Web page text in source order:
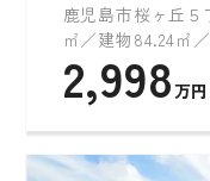
鹿児島市桜ヶ丘５
㎡／建物84.24㎡
2,998万円